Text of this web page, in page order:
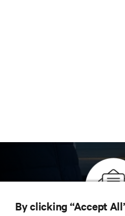
By clicking “Accept